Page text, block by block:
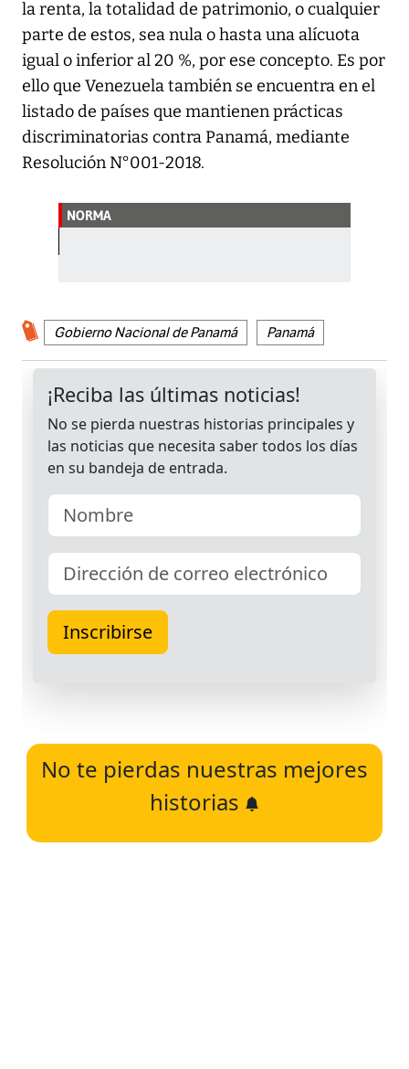
la renta, la totalidad de patrimonio, o cualquier
parte de estos, sea nula o hasta una alícuota
igual o inferior al 20 %, por ese concepto. Es por
ello que Venezuela también se encuentra en el
listado de países que mantienen prácticas
discriminatorias contra Panamá, mediante
Resolución N°001-2018.
NORMA
Gobierno Nacional de Panamá Panamá
No te pierdas nuestras mejores
historias